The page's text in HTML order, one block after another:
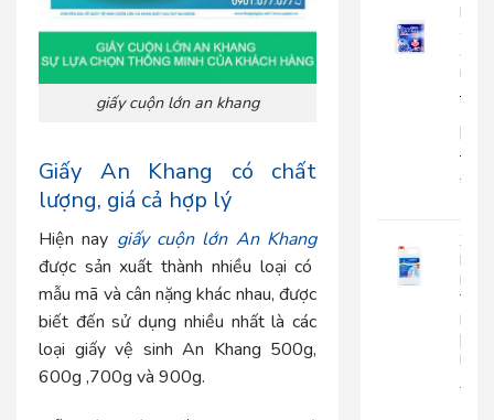
giấy cuộn lớn an khang
Giấy An Khang có chất
lượng, giá cả hợp lý
Hiện nay giấy cuộn lớn An Khang
được sản xuất thành nhiều loại có
mẫu mã và cân nặng khác nhau, được
biết đến sử dụng nhiều nhất là các
loại giấy vệ sinh An Khang 500g,
600g ,700g và 900g.
Khăn
giấy
ăn
rút
|
JP500X
Xà
Rửa
Tay
|
RC500